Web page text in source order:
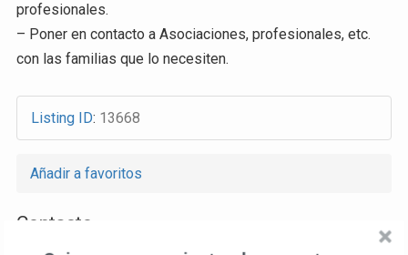
profesionales.
– Poner en contacto a Asociaciones, profesionales, etc.
con las familias que lo necesiten.
Listing ID: 13668
Añadir a favoritos
Contacto